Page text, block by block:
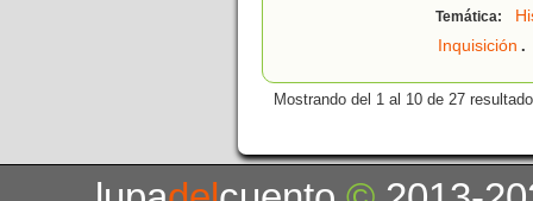
Temática:
Inquisición .
Mostrando del 1 al 10 de 27